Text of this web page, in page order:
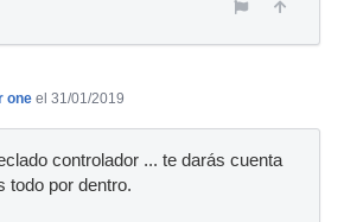
one el 31/01/2019
controlador ... te darás cuenta
todo por dentro.